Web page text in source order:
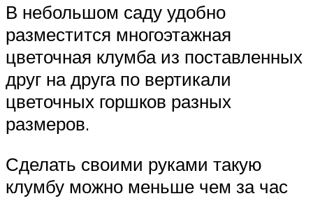
В небольшом саду удобно
разместится многоэтажная
цветочная клумба из поставленных
друг на друга по вертикали
цветочных горшков разных
размеров.
Сделать своими руками такую
клумбу можно меньше чем за час